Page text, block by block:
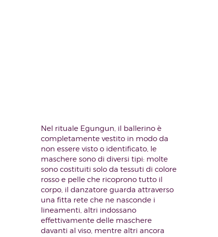
Nel rituale Egungun, il ballerino è
completamente vestito in modo da
non essere visto o identificato, le
maschere sono di diversi tipi: molte
sono costituiti solo da tessuti di colore
rosso e pelle che ricoprono tutto il
corpo, il danzatore guarda attraverso
una fitta rete che ne nasconde i
lineamenti, altri indossano
effettivamente delle maschere
davanti al viso, mentre altri ancora